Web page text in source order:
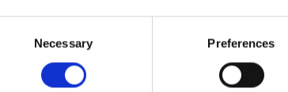
Necessary Preferences